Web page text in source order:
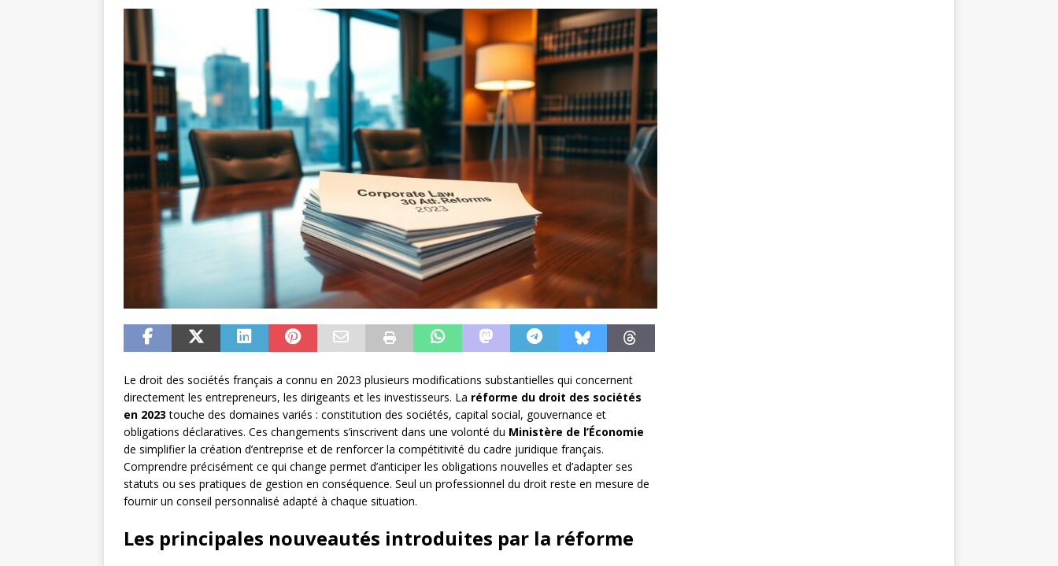
Le droit des sociétés français a connu en 2023 plusieurs modifications substantielles qui concernent
directement les entrepreneurs, les dirigeants et les investisseurs. La réforme du droit des sociétés
en 2023 touche des domaines variés : constitution des sociétés, capital social, gouvernance et
obligations déclaratives. Ces changements s’inscrivent dans une volonté du Ministère de l’Économie
de simplifier la création d’entreprise et de renforcer la compétitivité du cadre juridique français.
Comprendre précisément ce qui change permet d’anticiper les obligations nouvelles et d’adapter ses
statuts ou ses pratiques de gestion en conséquence. Seul un professionnel du droit reste en mesure de
fournir un conseil personnalisé adapté à chaque situation.
Les principales nouveautés introduites par la réforme